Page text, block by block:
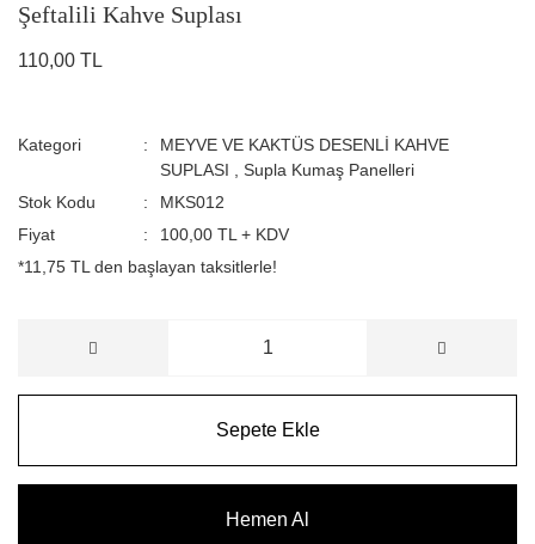
Şeftalili Kahve Suplası
110,00 TL
Kategori
MEYVE VE KAKTÜS DESENLİ KAHVE
SUPLASI
Supla Kumaş Panelleri
Stok Kodu
MKS012
Fiyat
100,00 TL + KDV
*11,75 TL den başlayan taksitlerle!
Sepete Ekle
Hemen Al